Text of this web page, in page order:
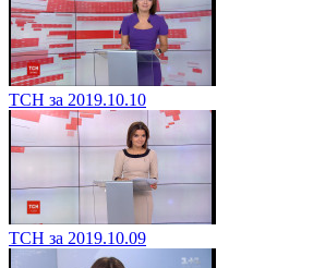
ТСН за 2019.10.10
ТСН за 2019.10.09